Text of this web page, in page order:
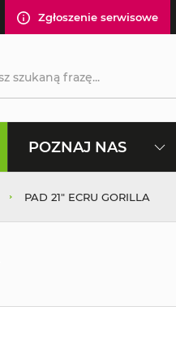
Zgłoszenie serwisowe
POZNAJ NAS
PAD 21" ECRU GORILLA